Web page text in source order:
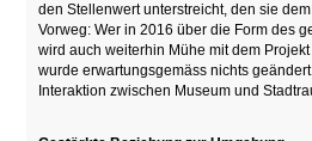
den Stellenwert unterstreicht, den sie
Vorweg: Wer in 2016 über die Form des
wird auch weiterhin Mühe mit dem
wurde erwartungsgemäss nichts
Interaktion zwischen Museum und